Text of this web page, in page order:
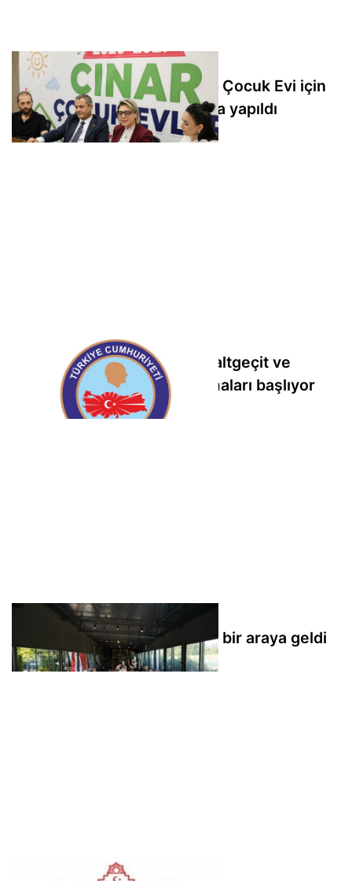
İzmit Belediyesi'nde 3 Çınar Çocuk Evi için
kura çekimi noter huzurunda yapıldı
Kocaeli Valiliği: Alikahya'da altgeçit ve
yağmursuyu menfezi çalışmaları başlıyor
Orhangazi’de çölyaklı aileler bir araya geldi